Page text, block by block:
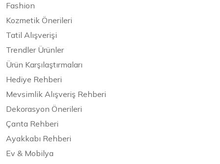
Fashion
Kozmetik Önerileri
Tatil Alışverişi
Trendler Ürünler
Ürün Karşılaştırmaları
Hediye Rehberi
Mevsimlik Alışveriş Rehberi
Dekorasyon Önerileri
Çanta Rehberi
Ayakkabı Rehberi
Ev & Mobilya